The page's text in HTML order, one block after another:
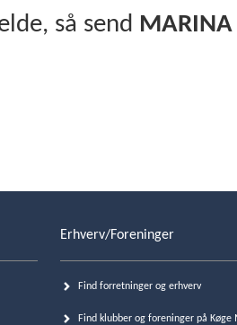
så send
Erhverv/Foreninger
Find forretninger og erhverv
Find klubber og foreninger på Køge